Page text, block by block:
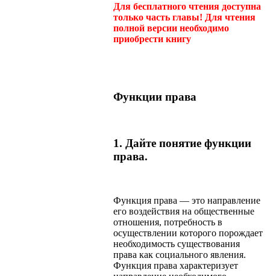
Для бесплатного чтения доступна
только часть главы! Для чтения
полной версии необходимо
приобрести книгу
Функции права
1. Дайте понятие функции
права.
Функция права — это направление
его воздействия на общественные
отношения, потребность в
осуществлении которого порождает
необходимость существования
права как социального явления.
Функция права характеризует